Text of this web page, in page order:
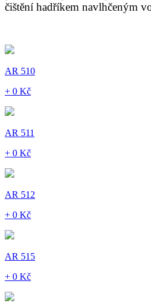
čištění hadříkem navlhčeným
AR 510
+ 0 Kč
AR 511
+ 0 Kč
AR 512
+ 0 Kč
AR 515
+ 0 Kč